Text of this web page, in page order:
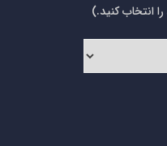
انتخاب کنید.)